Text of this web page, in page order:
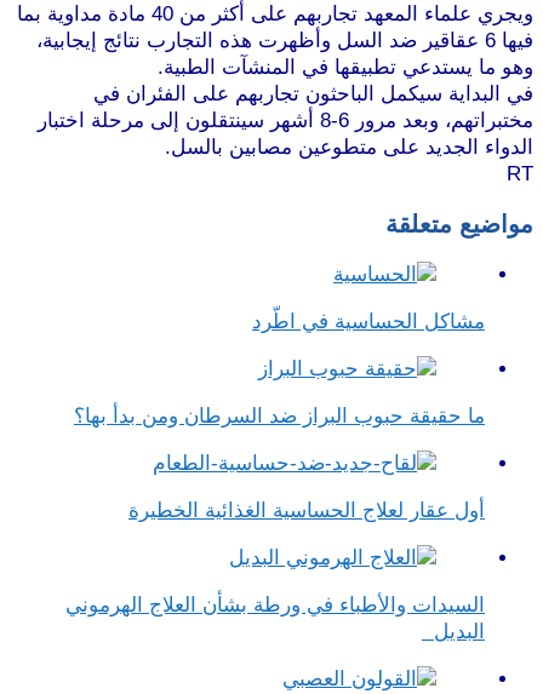
ويجري علماء المعهد تجاربهم على أكثر من 40 مادة مداوية بما
فيها 6 عقاقير ضد السل وأظهرت هذه التجارب نتائج إيجابية،
وهو ما يستدعي تطبيقها في المنشآت الطبية.
في البداية سيكمل الباحثون تجاربهم على الفئران في
مختبراتهم، وبعد مرور 6-8 أشهر سينتقلون إلى مرحلة اختبار
الدواء الجديد على متطوعين مصابين بالسل.
RT
مواضيع متعلقة
مشاكل الحساسية في اطّرد
ما حقيقة حبوب البراز ضد السرطان ومن بدأ بها؟
أول عقار لعلاج الحساسية الغذائية الخطيرة
السيدات والأطباء في ورطة بشأن العلاج الهرموني
البديل